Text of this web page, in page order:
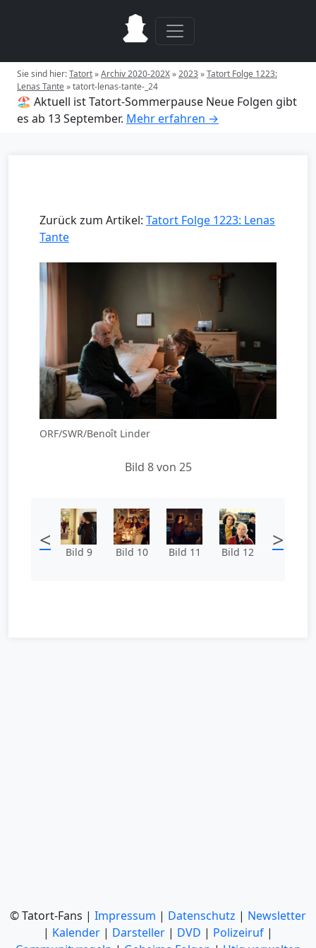
Sie sind hier:Tatort»Archiv 2020-202X»2023»Tatort Folge 1223:
Lenas Tante»tatort-lenas-tante-_24
🏖️ Aktuell ist Tatort-Sommerpause Neue Folgen gibt
es ab 13 September. Mehr erfahren →
Zurück zum Artikel: Tatort Folge 1223: Lenas
Tante
ORF/SWR/Benoît Linder
Bild 8 von 25
< Bild 9 Bild 10 Bild 11 Bild 12 >
© Tatort-Fans | Impressum | Datenschutz | Newsletter
| Kalender | Darsteller | DVD | Polizeiruf |